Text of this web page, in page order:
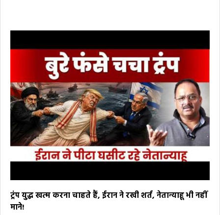
ट्रंप युद्ध खत्म करना चाहते हैं, ईरान ने रखी शर्त, नेतान्याहू भी नहीं
माने!